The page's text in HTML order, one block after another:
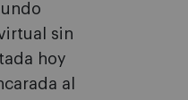
sin
hoy
al